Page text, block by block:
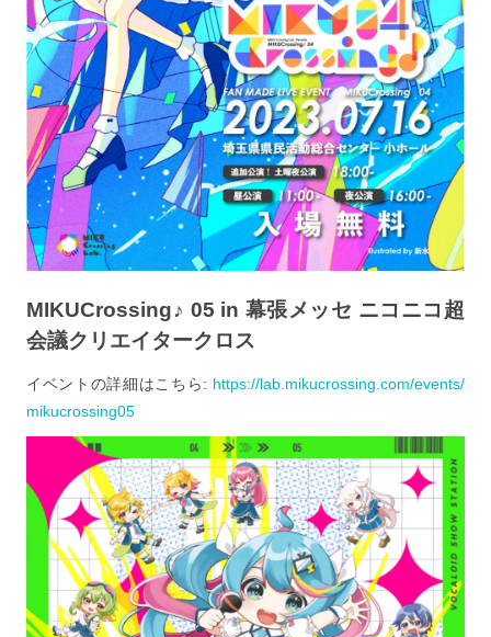
MIKUCrossing♪ 05 in 幕張メッセ ニコニコ超
会議クリエイタークロス
イベントの詳細はこちら: https://lab.mikucrossing.com/events/
mikucrossing05